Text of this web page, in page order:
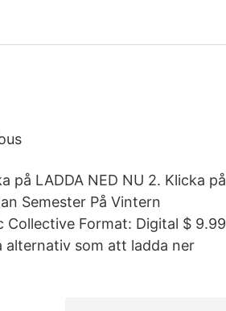
på LADDA NED NU 2. Klicka på
Semester På Vintern
Collective Format: Digital $ 9.99
alternativ som att ladda ner